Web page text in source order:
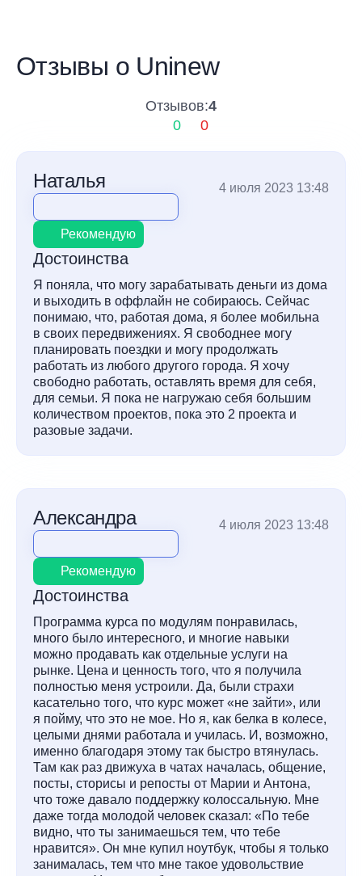
Отзывы о Uninew
Отзывов:4
0
0
Наталья 4 июля 2023 13:48
Рекомендую
Достоинства
Я поняла, что могу зарабатывать деньги из дома
и выходить в оффлайн не собираюсь. Сейчас
понимаю, что, работая дома, я более мобильна
в своих передвижениях. Я свободнее могу
планировать поездки и могу продолжать
работать из любого другого города. Я хочу
свободно работать, оставлять время для себя,
для семьи. Я пока не нагружаю себя большим
количеством проектов, пока это 2 проекта и
разовые задачи.
Александра 4 июля 2023 13:48
Рекомендую
Достоинства
Программа курса по модулям понравилась,
много было интересного, и многие навыки
можно продавать как отдельные услуги на
рынке. Цена и ценность того, что я получила
полностью меня устроили. Да, были страхи
касательно того, что курс может «не зайти», или
я пойму, что это не мое. Но я, как белка в колесе,
целыми днями работала и училась. И, возможно,
именно благодаря этому так быстро втянулась.
Там как раз движуха в чатах началась, общение,
посты, сторисы и репосты от Марии и Антона,
что тоже давало поддержку колоссальную. Мне
даже тогда молодой человек сказал: «По тебе
видно, что ты занимаешься тем, что тебе
нравится». Он мне купил ноутбук, чтобы я только
занималась, тем что мне такое удовольствие